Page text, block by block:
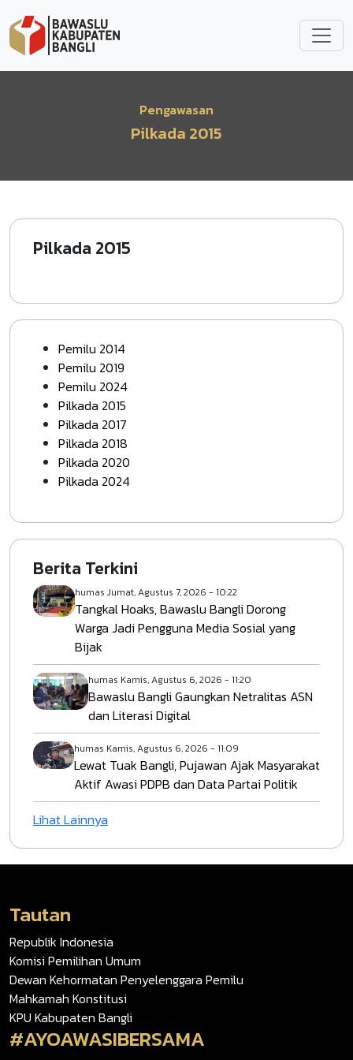
Pengawasan
Pilkada 2015
Pilkada 2015
Pemilu 2014
Pemilu 2019
Pemilu 2024
Pilkada 2015
Pilkada 2017
Pilkada 2018
Pilkada 2020
Pilkada 2024
Berita Terkini
humas Jumat, Agustus 7, 2026 - 10:22
Tangkal Hoaks, Bawaslu Bangli Dorong
Warga Jadi Pengguna Media Sosial yang
Bijak
humas Kamis, Agustus 6, 2026 - 11:20
Bawaslu Bangli Gaungkan Netralitas ASN
dan Literasi Digital
humas Kamis, Agustus 6, 2026 - 11:09
Lewat Tuak Bangli, Pujawan Ajak Masyarakat
Aktif Awasi PDPB dan Data Partai Politik
Lihat Lainnya
Tautan
Republik Indonesia
Komisi Pemilihan Umum
Dewan Kehormatan Penyelenggara Pemilu
Mahkamah Konstitusi
KPU Kabupaten Bangli
#AYOAWASIBERSAMA